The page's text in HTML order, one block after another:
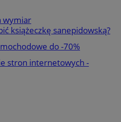
wymiar
książeczkę sanepidowską?
do -70%
stron internetowych -